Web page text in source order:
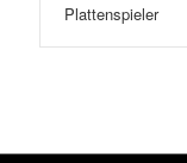
Plattenspieler